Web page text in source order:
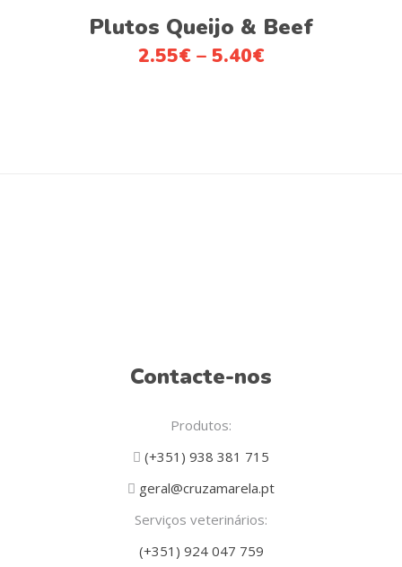
may
Ver opções
product
Plutos Queijo & Beef
2.55€ – 5.40€
Contacte-nos
Produtos:
(+351) 938 381 715
geral@cruzamarela.pt
Serviços veterinários:
(+351) 924 047 759